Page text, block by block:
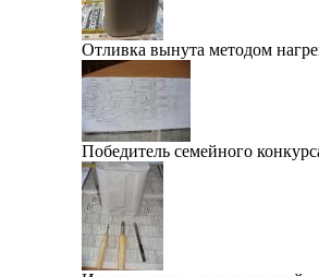
Отливка вынута методом
Победитель семейного